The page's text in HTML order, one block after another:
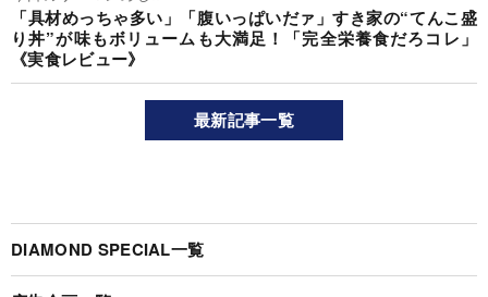
「具材めっちゃ多い」「腹いっぱいだァ」すき家の“てんこ盛
り丼”が味もボリュームも大満足！「完全栄養食だろコレ」
《実食レビュー》
最新記事一覧
DIAMOND SPECIAL一覧